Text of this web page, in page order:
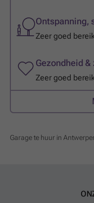
Ontspanning,
Zeer goed
Gezondheid &
Zeer goed
Garage te huur in